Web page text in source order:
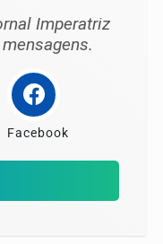
Imperatriz
Facebook